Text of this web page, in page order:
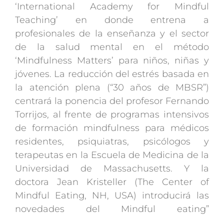
‘International Academy for Mindful
Teaching’ en donde entrena a
profesionales de la enseñanza y el sector
de la salud mental en el método
‘Mindfulness Matters’ para niños, niñas y
jóvenes. La reducción del estrés basada en
la atención plena (“30 años de MBSR”)
centrará la ponencia del profesor Fernando
Torrijos, al frente de programas intensivos
de formación mindfulness para médicos
residentes, psiquiatras, psicólogos y
terapeutas en la Escuela de Medicina de la
Universidad de Massachusetts. Y la
doctora Jean Kristeller (The Center of
Mindful Eating, NH, USA) introducirá las
novedades del Mindful eating”